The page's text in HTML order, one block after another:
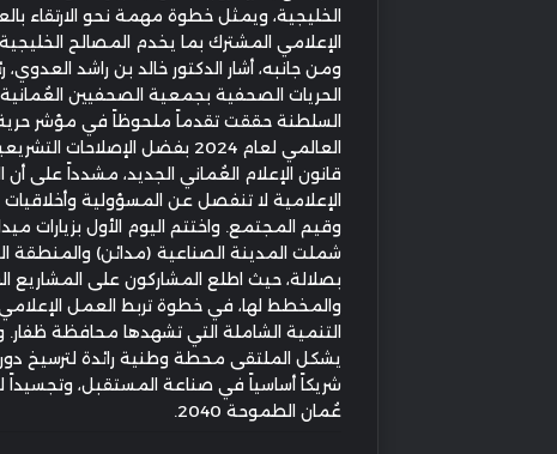
الخليجية، ويمثل خطوة مهمة نحو الارتقاء
الإعلامي المشترك بما يخدم المصالح الخليجية
ومن جانبه، أشار الدكتور خالد بن راشد
الحريات الصحفية بجمعية الصحفيين
السلطنة حققت تقدماً ملحوظاً في مؤشر
العالمي لعام 2024 بفضل الإصلاحات
قانون الإعلام العُماني الجديد، مشدداً على أن
الإعلامية لا تنفصل عن المسؤولية وأخلاقيات
وقيم المجتمع. واختتم اليوم الأول بزيارات
شملت المدينة الصناعية (مدائن) والمنطقة
بصلالة، حيث اطلع المشاركون على المشاريع
والمخطط لها، في خطوة تربط العمل
التنمية الشاملة التي تشهدها محافظة ظفار.
يشكل الملتقى محطة وطنية رائدة لترسيخ دور
شريكاً أساسياً في صناعة المستقبل، وتجسيداً
عُمان الطموحة 2040.